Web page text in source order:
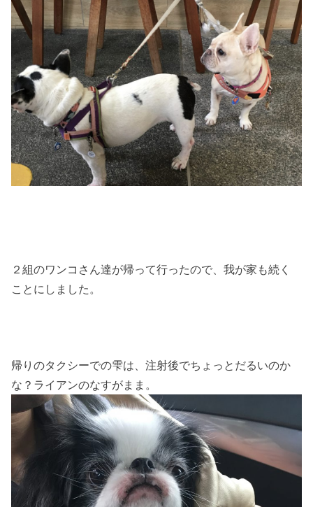
２組のワンコさん達が帰って行ったので、我が家も続く
ことにしました。
帰りのタクシーでの雫は、注射後でちょっとだるいのか
な？ライアンのなすがまま。